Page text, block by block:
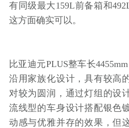
有同级最大159L前备箱和
这方面确实可以。
比亚迪元PLUS整车长
沿用家族化设计，具有较高
对较为圆润，通过灯组的设
流线型的车身设计搭配银色
动感与优雅并存的效果，但